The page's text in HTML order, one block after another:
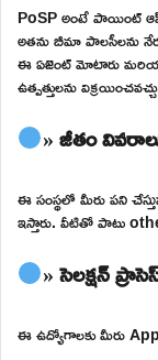
PoSP అంటే పాయింట్
అతను బీమా పాలసీలను
ఈ ఏజెంట్ మోటారు
ఉత్పత్తులను
» జీతం
ఈ సంస్థలో మీరు పని
ఇస్తారు. వీటితో పాటు
» సెలక్షన్
ఈ ఉద్యోగాలకు మీరు